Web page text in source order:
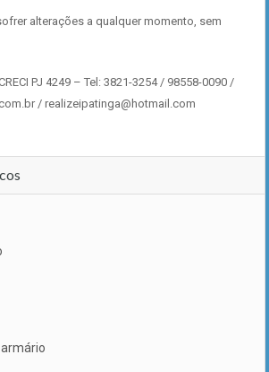
alterações a qualquer momento, sem
PJ 4249 – Tel: 3821-3254 / 98558-0090 /
/ realizeipatinga@hotmail.com